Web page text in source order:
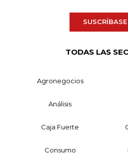
SUSCRÍBASE
TODAS LAS
Agronegocios
Análisis
Caja Fuerte
Consumo